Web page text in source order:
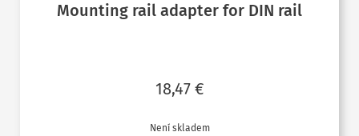
Mounting rail adapter for DIN rail
18,47 €
Není skladem